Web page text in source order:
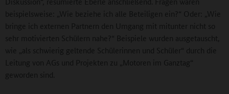
beispielsweise: „Wie beziehe ich alle Beteiligen ein?“ Oder: „Wie
bringe ich externen Partnern den Umgang mit mitunter nicht so
sehr motivierten Schülern nahe?“ Beispiele wurden ausgetauscht,
wie „als schwierig geltende Schülerinnen und Schüler“ durch die
Leitung von AGs und Projekten zu „Motoren im Ganztag“
geworden sind.